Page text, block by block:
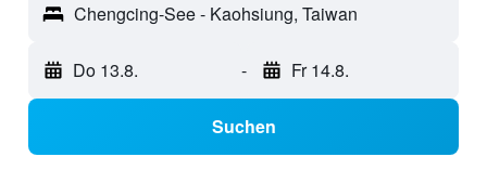
Chengcing-See - Kaohsiung, Taiwan
Do 13.8. - Fr 14.8.
Suchen